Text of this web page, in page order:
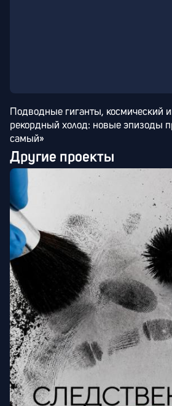
Подводные гиганты, космический
рекордный холод: новые эпизоды
самый»
Другие проекты